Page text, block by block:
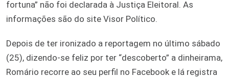
fortuna” não foi declarada à Justiça Eleitoral. As
informações são do site Visor Político.
Depois de ter ironizado a reportagem no último sábado
(25), dizendo-se feliz por ter “descoberto” a dinheirama,
Romário recorre ao seu perfil no Facebook e lá registra